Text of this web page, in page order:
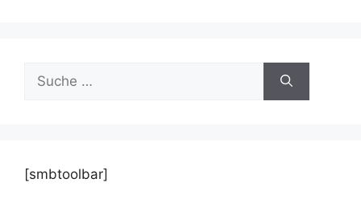
nach:
[smbtoolbar]